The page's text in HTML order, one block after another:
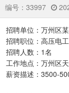
编号： 33997
招聘单位：万州区
招聘职位：高压电工
招聘人数：1名
工作地点：万州区
薪资描述：3500-